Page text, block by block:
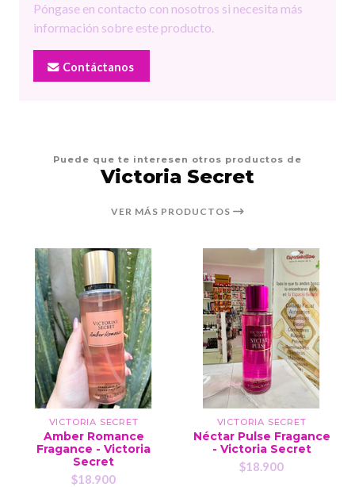
Póngase en contacto con nosotros si necesita más
información sobre este producto.
Contáctanos
Puede que te interesen otros productos de
Victoria Secret
VER MÁS PRODUCTOS
VICTORIA SECRET
Amber Romance
Fragance - Victoria
Secret
$18.900
VICTORIA SECRET
Néctar Pulse Fragance
- Victoria Secret
$18.900